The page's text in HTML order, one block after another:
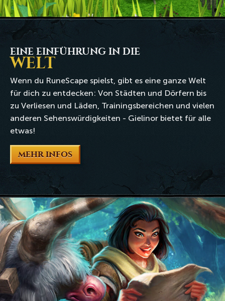
EINE EINFÜHRUNG IN DIE
WELT
Wenn du RuneScape spielst, gibt es eine ganze Welt
für dich zu entdecken: Von Städten und Dörfern bis
zu Verliesen und Läden, Trainingsbereichen und vielen
anderen Sehenswürdigkeiten - Gielinor bietet für alle
etwas!
MEHR INFOS